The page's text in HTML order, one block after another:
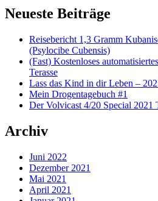
Neueste Beiträge
Reisebericht 1,3 Gramm
(Psylocibe Cubensis)
(Fast) Kostenloses
Terasse
Lass das Kind in dir Leben –
Mein Drogentagebuch #1
Der Volvicast 4/20 Special 2021
Archiv
Juni 2022
Dezember 2021
Mai 2021
April 2021